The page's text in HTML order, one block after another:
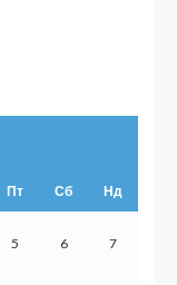
Пт Сб Нд
5 6 7